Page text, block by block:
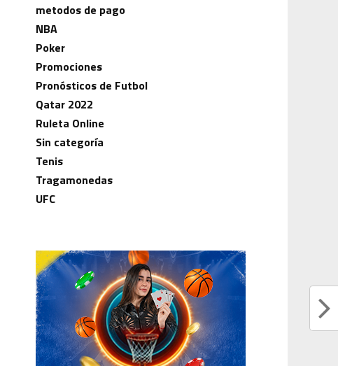
metodos de pago
NBA
Poker
Promociones
Pronósticos de Futbol
Qatar 2022
Ruleta Online
Sin categoría
Tenis
Tragamonedas
UFC